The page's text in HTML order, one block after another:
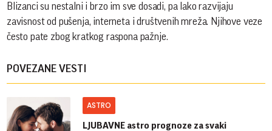
Blizanci su nestalni i brzo im sve dosadi, pa lako razvijaju
zavisnost od pušenja, interneta i društvenih mreža. Njihove veze
često pate zbog kratkog raspona pažnje.
POVEZANE VESTI
ASTRO
LJUBAVNE astro prognoze za svaki